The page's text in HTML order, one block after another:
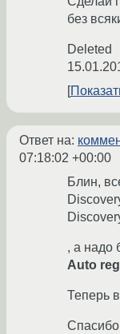
без
Deleted
Ответ на:
07:18:02 +00:00
Блин,
, а надо
Auto
Теперь